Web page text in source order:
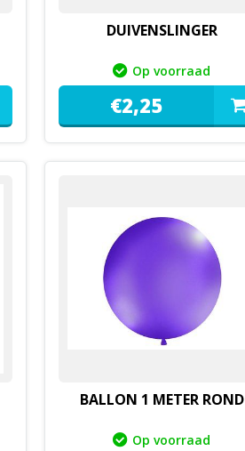
DUIVENSLINGER
Op voorraad
€2,25
BALLON 1 METER ROND
Op voorraad